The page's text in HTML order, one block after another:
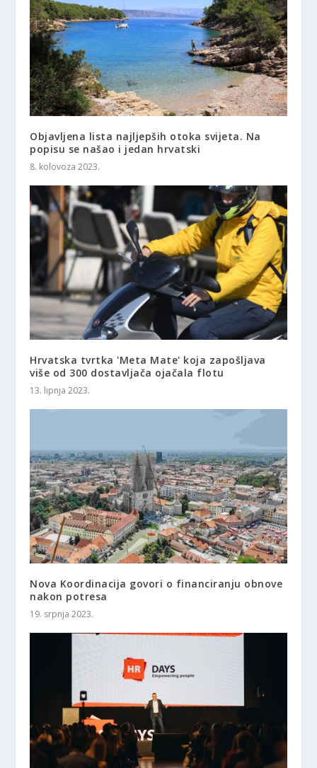
Objavljena lista najljepših otoka svijeta. Na
popisu se našao i jedan hrvatski
8. kolovoza 2023.
Hrvatska tvrtka 'Meta Mate' koja zapošljava
više od 300 dostavljača ojačala flotu
13. lipnja 2023.
Nova Koordinacija govori o financiranju obnove
nakon potresa
19. srpnja 2023.